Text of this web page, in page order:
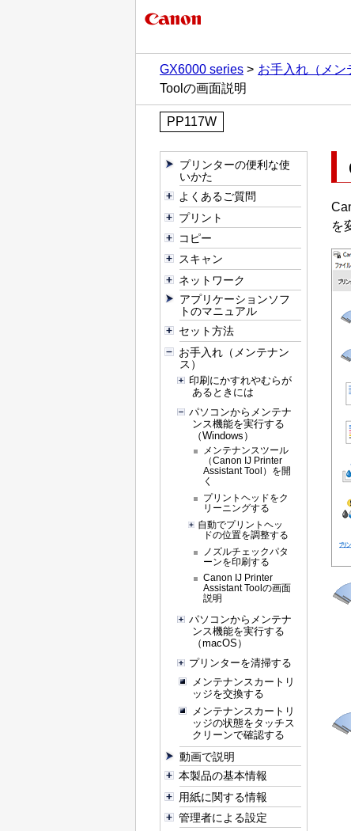
GX6000 series
お手入れ（メン
Toolの画面説明
PP117W
プリンターの便利な使
いかた
よくあるご質問
プリント
コピー
スキャン
ネットワーク
アプリケーションソフ
トのマニュアル
セット方法
お手入れ（メンテナン
ス）
印刷にかすれやむらが
あるときには
パソコンからメンテナ
ンス機能を実行する
（Windows）
メンテナンスツール
（Canon IJ Printer
Assistant Tool）を開
く
プリントヘッドをク
リーニングする
自動でプリントヘッ
ドの位置を調整する
ノズルチェックパタ
ーンを印刷する
Canon IJ Printer
Assistant Toolの画面
説明
パソコンからメンテナ
ンス機能を実行する
（macOS）
プリンターを清掃する
メンテナンスカートリ
ッジを交換する
メンテナンスカートリ
ッジの状態をタッチス
クリーンで確認する
動画で説明
本製品の基本情報
用紙に関する情報
管理者による設定
を